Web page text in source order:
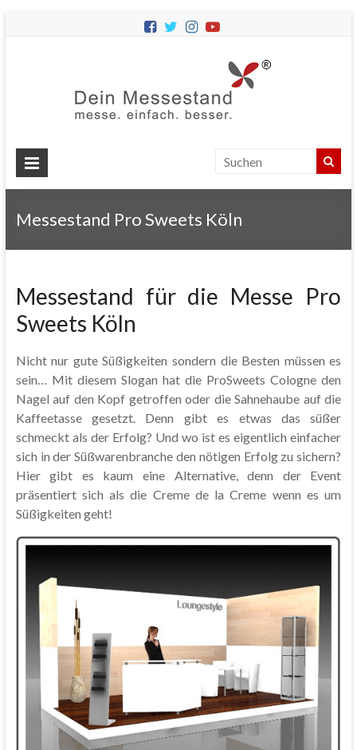
Messestände
für
Messestand Pro Sweets Köln
Messestand für die Messe Pro
Sweets Köln
Nicht nur gute Süßigkeiten sondern die Besten müssen es
sein… Mit diesem Slogan hat die ProSweets Cologne den
Nagel auf den Kopf getroffen oder die Sahnehaube auf die
Kaffeetasse gesetzt. Denn gibt es etwas das süßer
schmeckt als der Erfolg? Und wo ist es eigentlich einfacher
sich in der Süßwarenbranche den nötigen Erfolg zu sichern?
Hier gibt es kaum eine Alternative, denn der Event
präsentiert sich als die Creme de la Creme wenn es um
Süßigkeiten geht!